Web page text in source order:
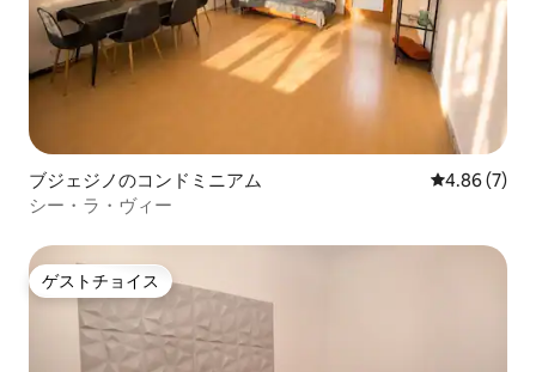
ブジェジノのコンドミニアム レビュー7
4.86 (7)
シー・ラ・ヴィー
ゲストチョイス
ゲストチョイス